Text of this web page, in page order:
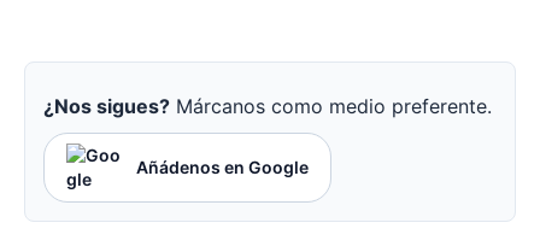
¿Nos sigues? Márcanos como medio preferente.
Añádenos en Google